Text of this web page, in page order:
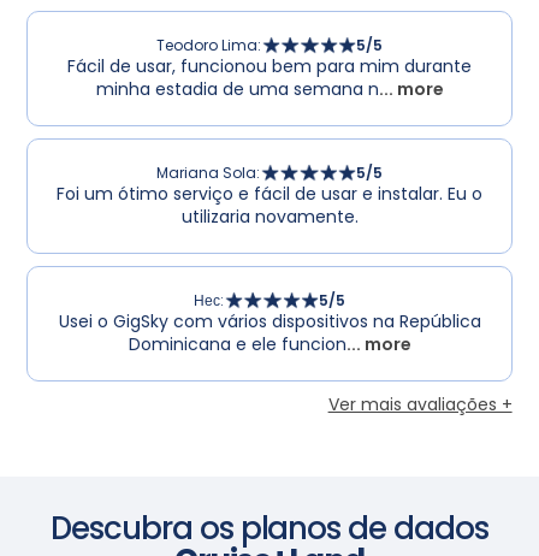
Teodoro Lima: 5/5
Fácil de usar, funcionou bem para mim durante
minha estadia de uma semana n... more
Mariana Sola: 5/5
Foi um ótimo serviço e fácil de usar e instalar. Eu o
utilizaria novamente.
Нес: 5/5
Usei o GigSky com vários dispositivos na República
Dominicana e ele funcion... more
Ver mais avaliações +
Descubra os planos de dados